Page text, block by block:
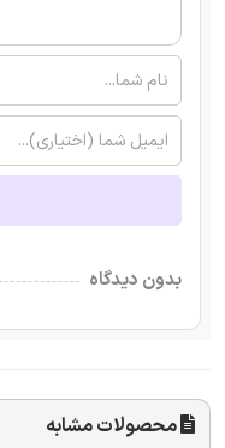
بدون دیدگاه
محصولات مشابه